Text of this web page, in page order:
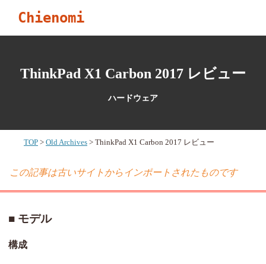
Chienomi
ThinkPad X1 Carbon 2017 レビュー
ハードウェア
TOP Old Archives ThinkPad X1 Carbon 2017 レビュー
この記事は古いサイトからインポートされたものです
モデル
構成